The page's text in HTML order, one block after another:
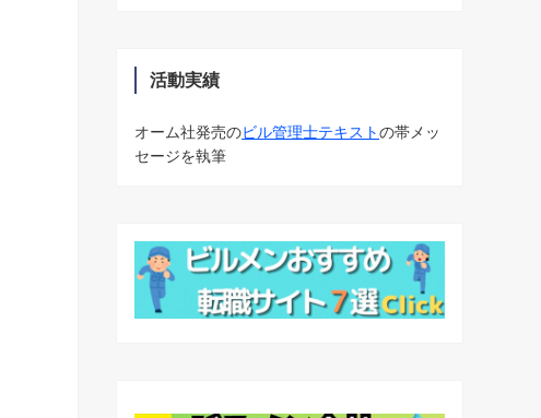
活動実績
オーム社発売のビル管理士テキストの帯メッ
セージを執筆